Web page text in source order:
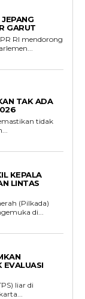
GARUT
RI mendorong
TAK ADA
tidak
KEPALA
LINTAS
(Pilkada)
di...
EVALUASI
liar di